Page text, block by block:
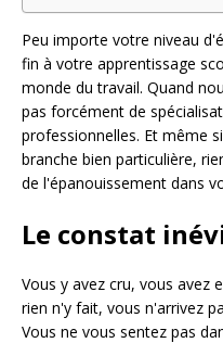
Peu importe votre niveau
fin à votre apprentissage
monde du travail. Quand
pas forcément de
professionnelles. Et même
branche bien particulière,
de l'épanouissement dans
Le constat
Vous y avez cru, vous avez
rien n'y fait, vous n'arrivez
Vous ne vous sentez pas